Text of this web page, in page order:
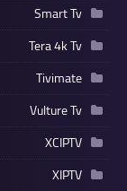
Smart Tv
Tera 4k Tv
Tivimate
Vulture Tv
XCIPTV
XIPTV